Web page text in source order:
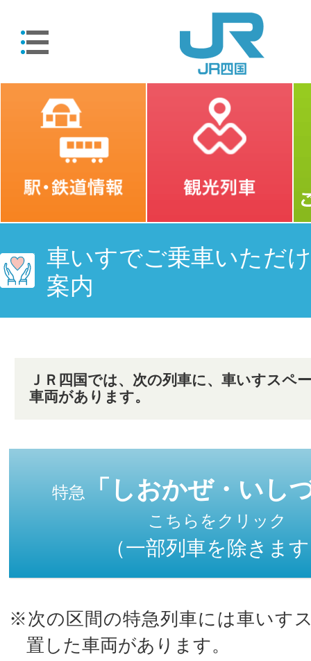
車いすでご乗車いただ
案内
ＪＲ四国では、次の列車に、車いすスペ
車両があります。
特急 「しおかぜ・いし
こちらをクリック
（一部列車を除きま
※次の区間の特急列車には車いす
置した車両があります。